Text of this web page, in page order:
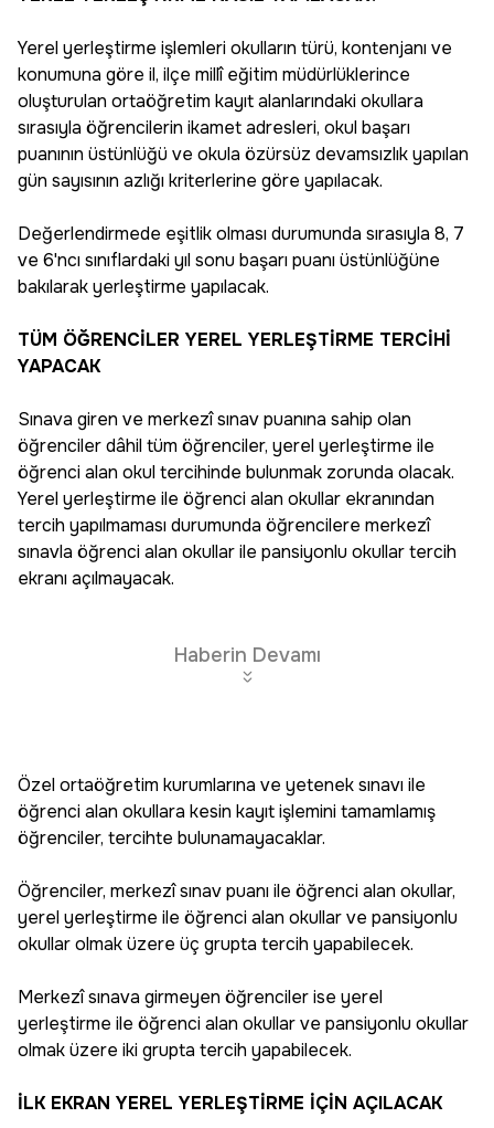
Yerel yerleştirme işlemleri okulların türü, kontenjanı ve
konumuna göre il, ilçe millî eğitim müdürlüklerince
oluşturulan ortaöğretim kayıt alanlarındaki okullara
sırasıyla öğrencilerin ikamet adresleri, okul başarı
puanının üstünlüğü ve okula özürsüz devamsızlık yapılan
gün sayısının azlığı kriterlerine göre yapılacak.
Değerlendirmede eşitlik olması durumunda sırasıyla 8, 7
ve 6'ncı sınıflardaki yıl sonu başarı puanı üstünlüğüne
bakılarak yerleştirme yapılacak.
TÜM ÖĞRENCİLER YEREL YERLEŞTİRME TERCİHİ
YAPACAK
Sınava giren ve merkezî sınav puanına sahip olan
öğrenciler dâhil tüm öğrenciler, yerel yerleştirme ile
öğrenci alan okul tercihinde bulunmak zorunda olacak.
Yerel yerleştirme ile öğrenci alan okullar ekranından
tercih yapılmaması durumunda öğrencilere merkezî
sınavla öğrenci alan okullar ile pansiyonlu okullar tercih
ekranı açılmayacak.
Haberin Devamı
Özel ortaöğretim kurumlarına ve yetenek sınavı ile
öğrenci alan okullara kesin kayıt işlemini tamamlamış
öğrenciler, tercihte bulunamayacaklar.
Öğrenciler, merkezî sınav puanı ile öğrenci alan okullar,
yerel yerleştirme ile öğrenci alan okullar ve pansiyonlu
okullar olmak üzere üç grupta tercih yapabilecek.
Merkezî sınava girmeyen öğrenciler ise yerel
yerleştirme ile öğrenci alan okullar ve pansiyonlu okullar
olmak üzere iki grupta tercih yapabilecek.
İLK EKRAN YEREL YERLEŞTİRME İÇİN AÇILACAK